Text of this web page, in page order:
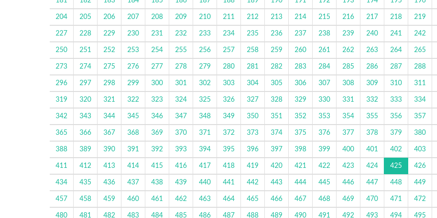
204 205 206 207 208 209 210 211 212 213 214 215 216 217 218 219
227 228 229 230 231 232 233 234 235 236 237 238 239 240 241 242
250 251 252 253 254 255 256 257 258 259 260 261 262 263 264 265
273 274 275 276 277 278 279 280 281 282 283 284 285 286 287 288
296 297 298 299 300 301 302 303 304 305 306 307 308 309 310 311
319 320 321 322 323 324 325 326 327 328 329 330 331 332 333 334
342 343 344 345 346 347 348 349 350 351 352 353 354 355 356 357
365 366 367 368 369 370 371 372 373 374 375 376 377 378 379 380
388 389 390 391 392 393 394 395 396 397 398 399 400 401 402 403
411 412 413 414 415 416 417 418 419 420 421 422 423 424 425 426
434 435 436 437 438 439 440 441 442 443 444 445 446 447 448 449
457 458 459 460 461 462 463 464 465 466 467 468 469 470 471 472
480 481 482 483 484 485 486 487 488 489 490 491 492 493 494 495